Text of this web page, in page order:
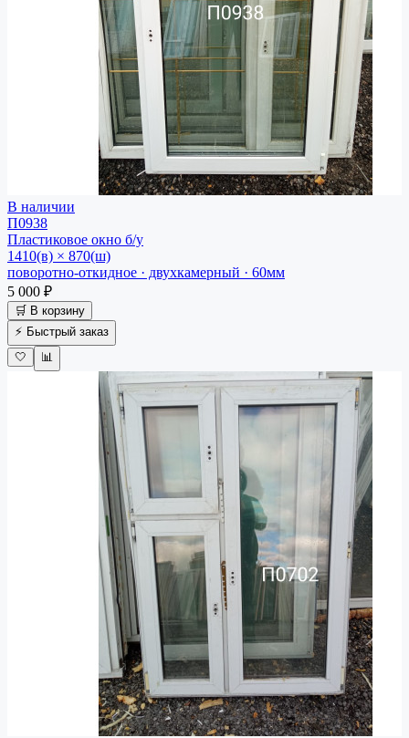
В наличии
П0938
Пластиковое окно б/у
1410(в) × 870(ш)
поворотно-откидное · двухкамерный · 60мм
5 000 ₽
🛒 В корзину
⚡ Быстрый заказ
🤍
📊